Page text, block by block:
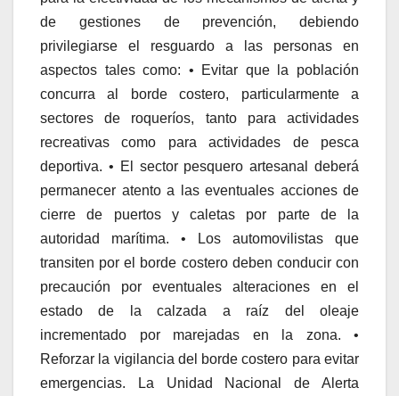
de gestiones de prevención, debiendo
privilegiarse el resguardo a las personas en
aspectos tales como: • Evitar que la población
concurra al borde costero, particularmente a
sectores de roqueríos, tanto para actividades
recreativas como para actividades de pesca
deportiva. • El sector pesquero artesanal deberá
permanecer atento a las eventuales acciones de
cierre de puertos y caletas por parte de la
autoridad marítima. • Los automovilistas que
transiten por el borde costero deben conducir con
precaución por eventuales alteraciones en el
estado de la calzada a raíz del oleaje
incrementado por marejadas en la zona. •
Reforzar la vigilancia del borde costero para evitar
emergencias. La Unidad Nacional de Alerta